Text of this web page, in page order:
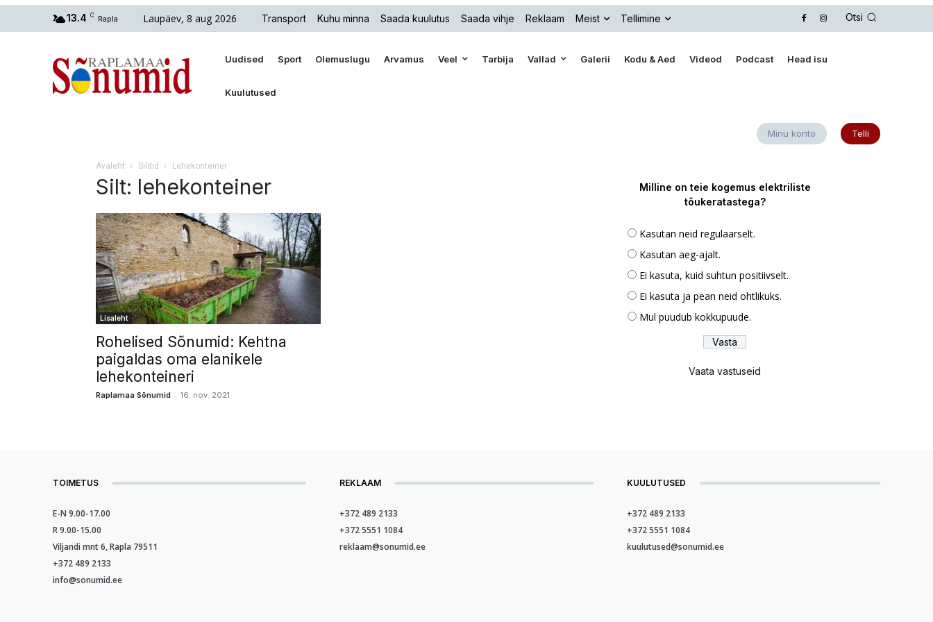
13.4 C Rapla Laupäev, 8 aug 2026 Transport Kuhu minna Saada kuulutus Saada vihje Reklaam Meist Tellimine Otsi
Uudised Sport Olemuslugu Arvamus Veel Tarbija Vallad Galerii Kodu & Aed Videod Podcast Head isu
Kuulutused
Minu konto Telli
Avaleht Sildid Lehekonteiner
Silt: lehekonteiner
Lisaleht
Rohelised Sõnumid: Kehtna
paigaldas oma elanikele
lehekonteineri
Raplamaa Sõnumid - 16. nov. 2021
Milline on teie kogemus elektriliste
tõukeratastega?
Kasutan neid regulaarselt.
Kasutan aeg-ajalt.
Ei kasuta, kuid suhtun positiivselt.
Ei kasuta ja pean neid ohtlikuks.
Mul puudub kokkupuude.
Vaata vastuseid
TOIMETUS
E-N 9.00-17.00
R 9.00-15.00
Viljandi mnt 6, Rapla 79511
+372 489 2133
info@sonumid.ee
REKLAAM
+372 489 2133
+372 5551 1084
reklaam@sonumid.ee
KUULUTUSED
+372 489 2133
+372 5551 1084
kuulutused@sonumid.ee